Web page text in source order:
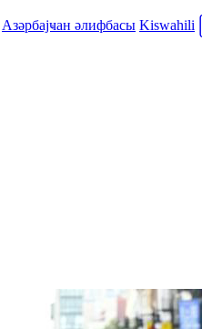
Азәрбајҹан әлифбасы Kiswahili